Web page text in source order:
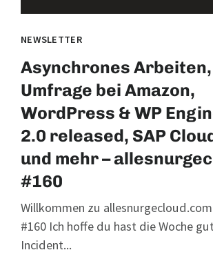
NEWSLETTER
Asynchrones Arbeiten,
Umfrage bei Amazon,
WordPress & WP
2.0 released, SAP
und mehr –
#160
Willkommen zu
#160 Ich hoffe du hast die Woche
Incident...